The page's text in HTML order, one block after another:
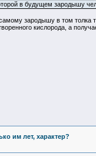
в будущем зародышу
зародышу в том толка
кислорода, а
им лет, характер?